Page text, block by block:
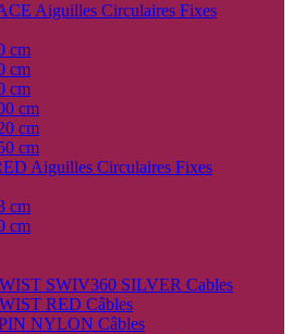
Aiguilles Circulaires Fixes
cm
cm
cm
cm
cm
cm
Aiguilles Circulaires Fixes
cm
cm
SWIV360 SILVER Cables
RED Câbles
NYLON Câbles